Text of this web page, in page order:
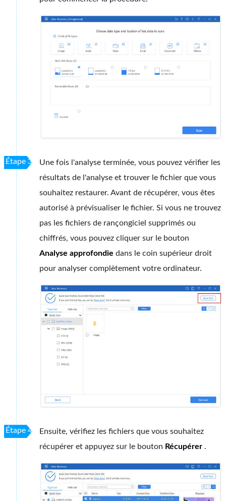
Étape 3
Une fois l'analyse terminée, vous pouvez vérifier les
résultats de l'analyse et trouver le fichier que vous
souhaitez restaurer. Avant de récupérer, vous êtes
autorisé à prévisualiser le fichier. Si vous ne trouvez
pas les fichiers de rançongiciel supprimés ou
chiffrés, vous pouvez cliquer sur le bouton
Analyse approfondie dans le coin supérieur droit
pour analyser complètement votre ordinateur.
Étape 4
Ensuite, vérifiez les fichiers que vous souhaitez
récupérer et appuyez sur le bouton Récupérer .